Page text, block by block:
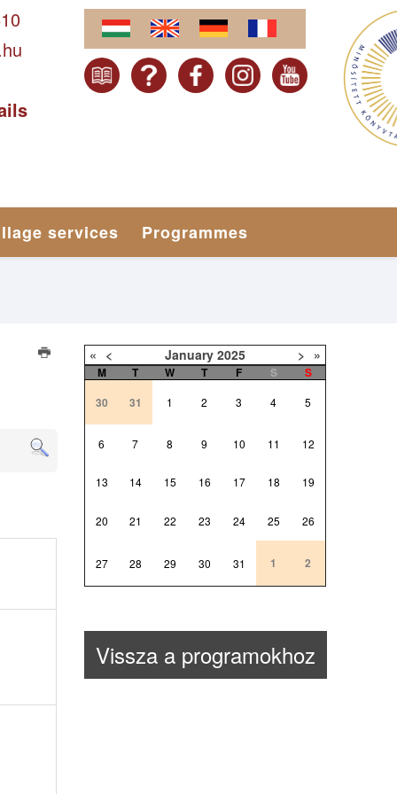
services Programmes
« < January 2025 > »
M T W T F S
S
30
31 1 2 3 4 5
6 7 8 9 10 11 12
13 14 15 16 17 18 19
20 21 22 23 24 25 26
27 28 29 30 31 1 2
Vissza a programokhoz